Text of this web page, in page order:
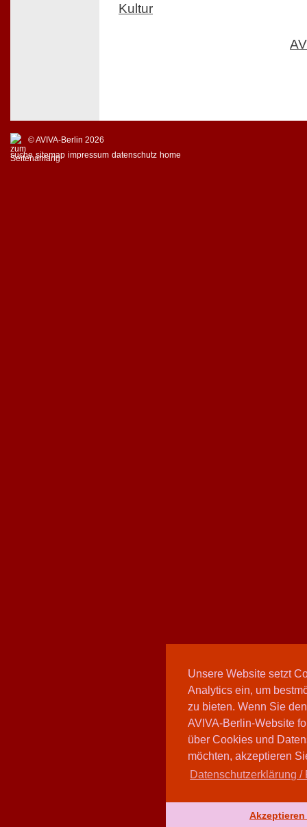
Unsere Website setzt
Analytics ein, um
zu bieten. Wenn Sie
AVIVA-Berlin-Website
über Cookies und
möchten, akzeptieren
Datenschutzerklärung /
Kultur
© AVIVA-Berlin 2026
suche sitemap impressum datenschutz home